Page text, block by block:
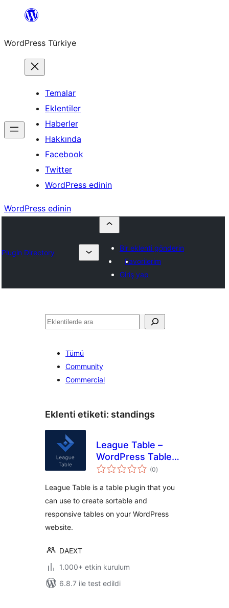
İçeriğe
WordPress Türkiye
Temalar
Eklentiler
Haberler
Hakkında
Facebook
Twitter
WordPress edinin
WordPress edinin
Plugin Directory
Bir eklenti gönderin
Favorilerim
Giriş yap
Ara
Tümü
Community
Commercial
Eklenti etiketi: standings
League Table –
WordPress Table
Plugin
(0toplam
puan
)
League Table is a table plugin that you
can use to create sortable and
responsive tables on your WordPress
website.
DAEXT
1.000+ etkin kurulum
6.8.7 ile test edildi